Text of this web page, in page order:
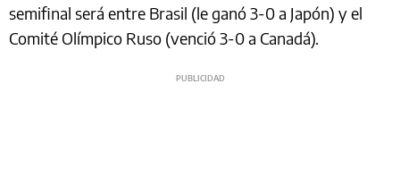
semifinal será entre Brasil (le ganó 3-0 a Japón) y el
Comité Olímpico Ruso (venció 3-0 a Canadá).